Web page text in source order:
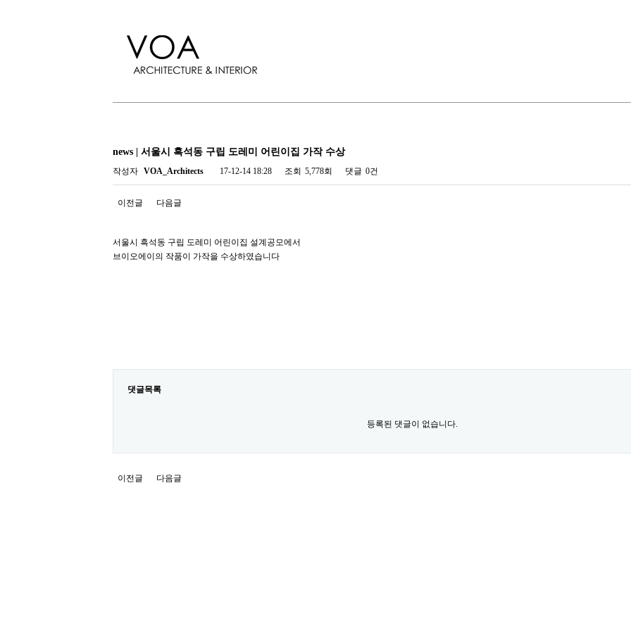
news | 서울시 흑석동 구립 도레미 어린이집 가작 수상
작성자 VOA_Architects 17-12-14 18:28 조회 5,778회 댓글 0건
이전글 다음글
서울시 흑석동 구립 도레미 어린이집 설계공모에서
브이오에이의 작품이 가작을 수상하였습니다
댓글목록
등록된 댓글이 없습니다.
이전글 다음글